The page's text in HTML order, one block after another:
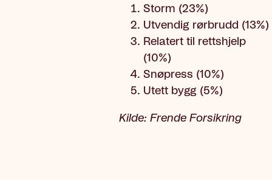
Storm (23%)
Utvendig rørbrudd (13%)
Relatert til rettshjelp
(10%)
Snøpress (10%)
Utett bygg (5%)
Kilde: Frende Forsikring